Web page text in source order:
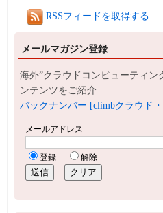
RSSフィードを取得する
メールマガジン登録
海外”クラウドコンピューティ
ンテンツをご紹介
バックナンバー [climbクラウド